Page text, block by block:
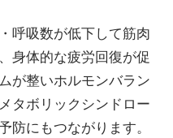
呼吸数が低下して筋肉
身体的な疲労回復が促
が整いホルモンバラン
タボリックシンドロー
防にもつながります。